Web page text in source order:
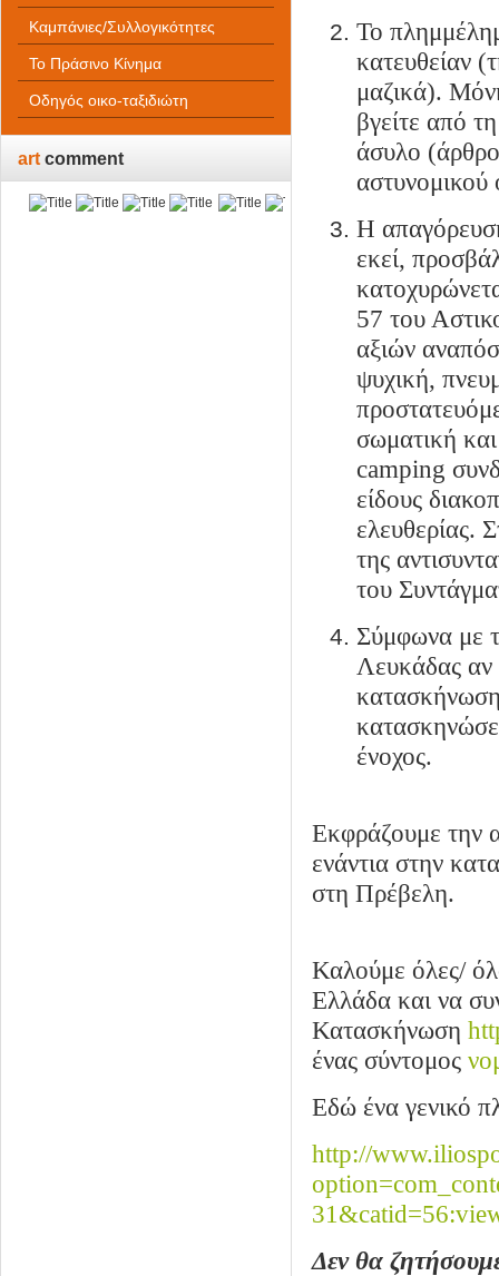
Καμπάνιες/Συλλογικότητες
Το Πράσινο Κίνημα
Οδηγός οικο-ταξιδιώτη
artcomment
Το
κατευθείαν
μαζικά).
βγείτε από
άσυλο
αστυνομικού
Η
εκεί,
57 του
αξιών
ψυχική,
σωματική
camping
είδους
ελευθερίας.
της
του
Σύμφωνα με
Λευκάδας αν
κατασκήνωση
ένοχος.
Εκφράζουμε την
ενάντια στην
στη Πρέβελη.
Καλούμε όλες/
Ελλάδα και να
Κατασκήνωση
ένας σύντομος
Εδώ ένα γενικό
http://
Δεν θα